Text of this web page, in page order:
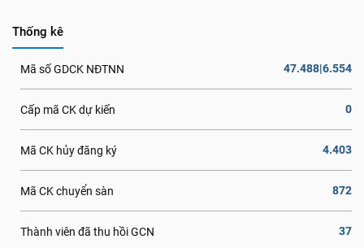
Thống kê
Mã số GDCK NĐTNN 47.488|6.554
Cấp mã CK dự kiến 0
Mã CK hủy đăng ký 4.403
Mã CK chuyển sàn 872
Thành viên đã thu hồi GCN 37